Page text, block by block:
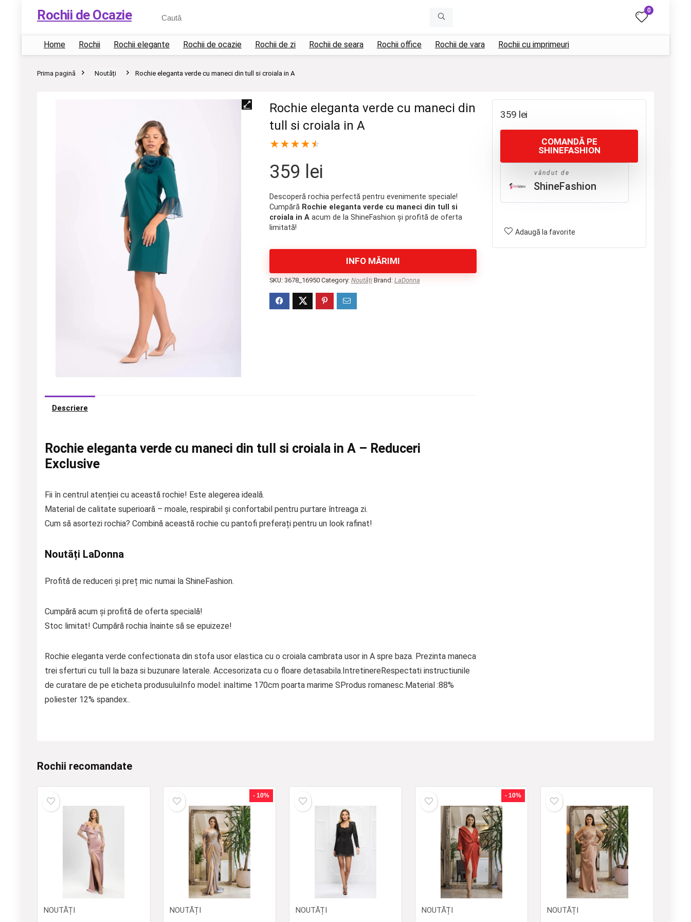
Rochii de Ocazie 0
Home Rochii Rochii elegante Rochii de ocazie Rochii de zi Rochii de seara Rochii office Rochii de vara Rochii cu imprimeuri
Prima pagină Noutăți Rochie eleganta verde cu maneci din tull si croiala in A
Rochie eleganta verde cu maneci din
tull si croiala in A
★★★★★
359 lei
Descoperă rochia perfectă pentru evenimente speciale!
Cumpără Rochie eleganta verde cu maneci din tull si
croiala in Aacum de la ShineFashion și profită de oferta
limitată!
INFO MĂRIMI
SKU: 3678_16950 Category: Noutăți Brand: LaDonna
Descriere
Rochie eleganta verde cu maneci din tull si croiala in A – Reduceri
Exclusive
Fii în centrul atenției cu această rochie! Este alegerea ideală.
Material de calitate superioară – moale, respirabil și confortabil pentru purtare întreaga zi.
Cum să asortezi rochia? Combină această rochie cu pantofi preferați pentru un look rafinat!
Noutăți LaDonna
Profită de reduceri și preț mic numai la ShineFashion.
Cumpără acum și profită de oferta specială!
Stoc limitat! Cumpără rochia înainte să se epuizeze!
Rochie eleganta verde confectionata din stofa usor elastica cu o croiala cambrata usor in A spre baza. Prezinta maneca
trei sferturi cu tull la baza si buzunare laterale. Accesorizata cu o floare detasabila.IntretinereRespectati instructiunile
de curatare de pe eticheta produsuluiInfo model: inaltime 170cm poarta marime SProdus romanesc.Material :88%
poliester 12% spandex..
359 lei
COMANDĂ PE
SHINEFASHION
vândut de
ShineFashion
Adaugă la favorite
Rochii recomandate
NOUTĂȚI
- 10%
NOUTĂȚI NOUTĂȚI
- 10%
NOUTĂȚI NOUTĂȚI